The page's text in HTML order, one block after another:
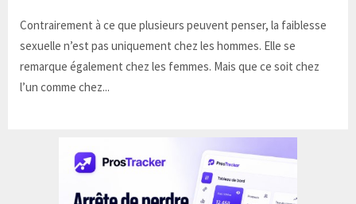
Contrairement à ce que plusieurs peuvent penser, la faiblesse
sexuelle n’est pas uniquement chez les hommes. Elle se
remarque également chez les femmes. Mais que ce soit chez
l’un comme chez...